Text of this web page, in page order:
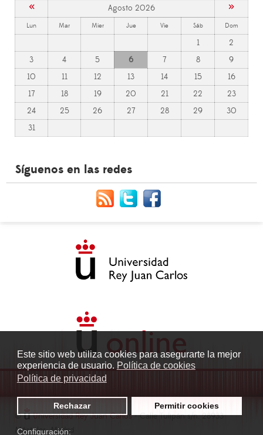
Este sitio web utiliza cookies para asegurarte la mejor
experiencia de usuario. Política de cookies
Política de privacidad
Rechazar Permitir cookies
Configuración:
« Agosto 2026 »
Lun Mar Mier Jue Vie Sáb Dom
1
2
3
4 5 6 7 8
9
10
11 12 13 14 15
16
17
18 19 20 21 22
23
24
25 26 27 28 29
30
31
Síguenos en las redes
© Universidad Rey Juan Carlos- Calle Tulipán s/n. 28933
Móstoles. Madrid